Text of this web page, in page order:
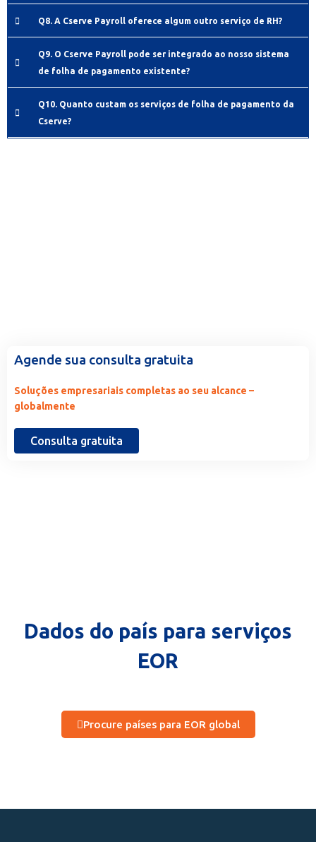
Q8. A Cserve Payroll oferece algum outro serviço de RH?
Q9. O Cserve Payroll pode ser integrado ao nosso sistema
de folha de pagamento existente?
Q10. Quanto custam os serviços de folha de pagamento da
Cserve?
Agende sua consulta gratuita
Soluções empresariais completas ao seu alcance –
globalmente
Consulta gratuita
Dados do país para serviços
EOR
Procure países para EOR global